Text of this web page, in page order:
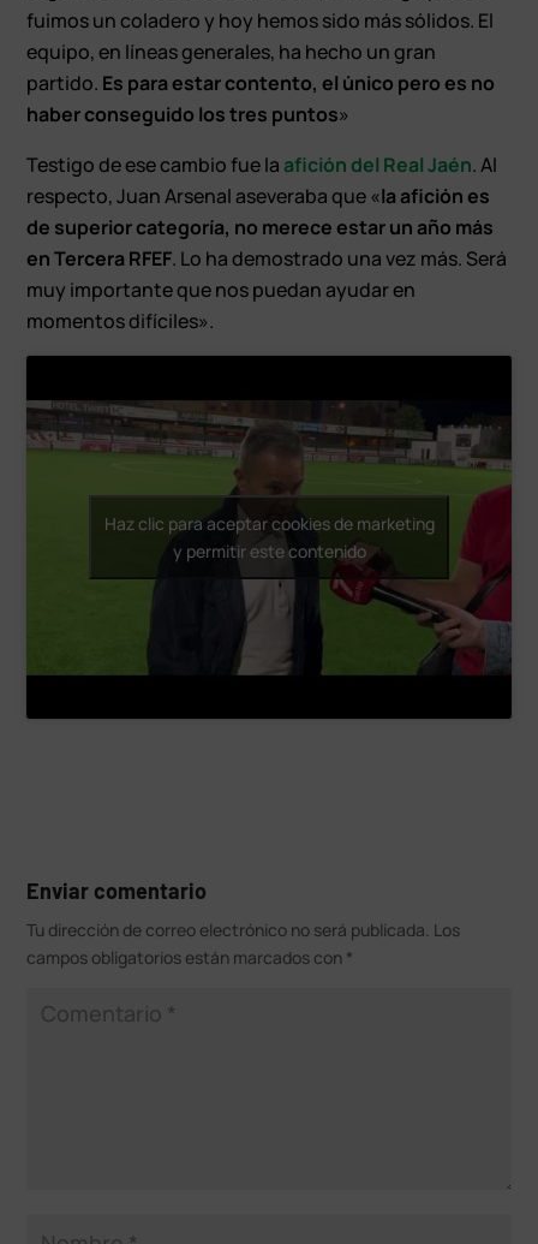
fuimos un coladero y hoy hemos sido más sólidos. El
equipo, en líneas generales, ha hecho un gran
partido. Es para estar contento, el único pero es no
haber conseguido los tres puntos»
Testigo de ese cambio fue laafición del Real Jaén. Al
respecto, Juan Arsenal aseveraba que «la afición es
de superior categoría, no merece estar un año más
en Tercera RFEF. Lo ha demostrado una vez más. Será
muy importante que nos puedan ayudar en
momentos difíciles».
Haz clic para aceptar cookies de marketing
y permitir este contenido
Enviar comentario
Tu dirección de correo electrónico no será publicada. Los
campos obligatorios están marcados con *